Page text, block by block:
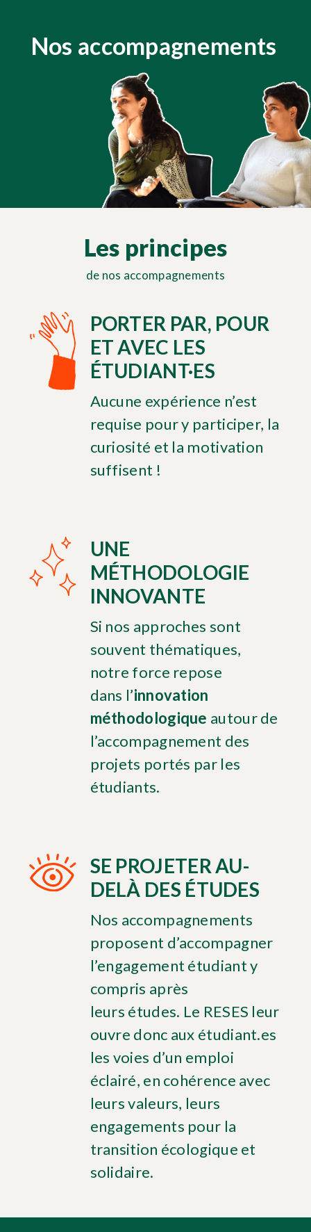
Nos accompagnements
Les principes
de nos accompagnements
PORTER PAR, POUR
ET AVEC LES
ÉTUDIANT·ES
Aucune expérience n’est
requise pour y participer, la
curiosité et la motivation
suffisent !
UNE
MÉTHODOLOGIE
INNOVANTE
Si nos approches sont
souvent thématiques,
notre force repose
dans l’innovation
méthodologique autour de
l’accompagnement des
projets portés par les
étudiants.
SE PROJETER AU-
DELÀ DES ÉTUDES
Nos accompagnements
proposent d’accompagner
l’engagement étudiant y
compris après
leurs études. Le RESES leur
ouvre donc aux étudiant.es
les voies d’un emploi
éclairé, en cohérence avec
leurs valeurs, leurs
engagements pour la
transition écologique et
solidaire.